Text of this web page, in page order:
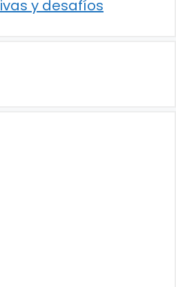
y desafíos